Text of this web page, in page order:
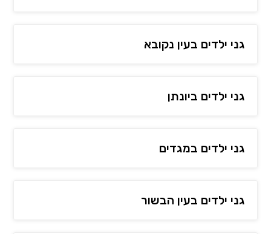
גני ילדים בעין נקובא
גני ילדים ביונתן
גני ילדים במגדים
גני ילדים בעין הבשור